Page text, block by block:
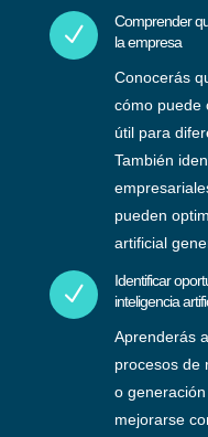
N
Comprender
la empresa
Conocerás
cómo puede
útil para
También
pueden
artificial
N
Identificar
inteligencia
Aprenderás
procesos de
o
mejorarse